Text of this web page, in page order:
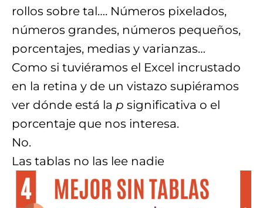
rollos sobre tal…. Números pixelados,
números grandes, números pequeños,
porcentajes, medias y varianzas…
Como si tuviéramos el Excel incrustado
en la retina y de un vistazo supiéramos
ver dónde está la p significativa o el
porcentaje que nos interesa.
No.
Las tablas no las lee nadie